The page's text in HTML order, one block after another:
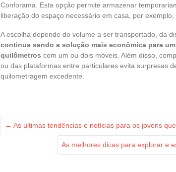
Conforama. Esta opção permite armazenar
liberação do espaço necessário em casa, por
A escolha depende do volume a ser transportado, da
continua sendo a solução mais econômica para
quilômetros com um ou dois móveis. Além disso,
ou das plataformas entre particulares evita surpresas
quilometragem excedente.
← As últimas tendências e notícias para os jovens
As melhores dicas para explorar e